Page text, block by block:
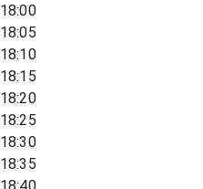
18:00
18:05
18:10
18:15
18:20
18:25
18:30
18:35
18:40